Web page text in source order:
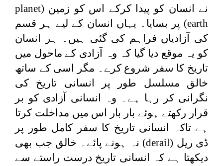
نے انسان کو پیدا کرکے اس کو زمین (planet
earth) پر بسایا۔ یہاں انسان کے لیے ہر قسم
کی آزادیاں فراہم کی گئی ہیں۔ ہر انسان
کو یہ موقع دیا گیا کہ وہ آزادی کے ماحول میں
تاریخ کا سفر شروع کرے۔ مگر اسی کے ساتھ
خالق مسلسل طور پر انسانی تاریخ کی
نگرانی کر رہا ہے۔ وہ انسانی آزادی کو بر
قرار رکھتے ہوئے بار بار اس میں مداخلت کرتا
ہے تاکہ انسانی تاریخ کا سفر کامل طور پر
ڈی ریل (derail) نہ ہونے پائے۔ خالق جب بھی
دیکھتا ہے کہ انسانی تاریخ درست راستے سے